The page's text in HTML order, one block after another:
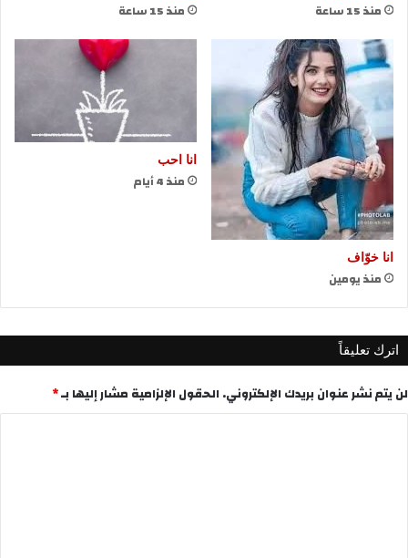
منذ 15 ساعة منذ 15 ساعة
انا خوّاف
منذ يومين
انا احب
منذ 4 أيام
اترك تعليقاً
لن يتم نشر عنوان بريدك الإلكتروني. الحقول الإلزامية مشار إليها بـ*